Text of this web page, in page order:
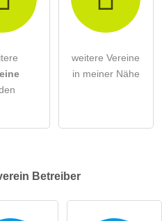
weitere Vereine
in meiner Nähe
Betreiber